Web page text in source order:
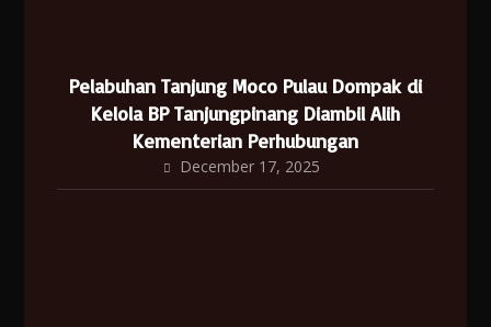
Pelabuhan Tanjung Moco Pulau Dompak di
Kelola BP Tanjungpinang Diambil Alih
Kementerian Perhubungan
December 17, 2025